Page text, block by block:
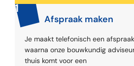
1
Afspraak maken
Je maakt telefonisch een afspraak
waarna onze bouwkundig
thuis komt voor een